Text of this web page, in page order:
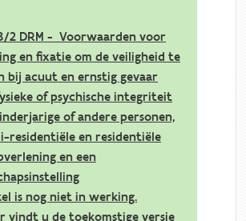
2 DRM - Voorwaarden voor
en fixatie om de veiligheid te
bij acuut en ernstig gevaar
of psychische integriteit
of andere personen,
residentiële en residentiële
en een
is nog niet in werking.
vindt u de toekomstige versie